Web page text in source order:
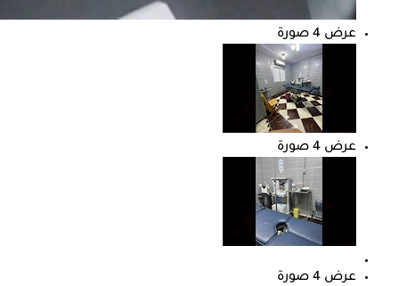
عرض 4 صورة
عرض 4 صورة
عرض 4 صورة